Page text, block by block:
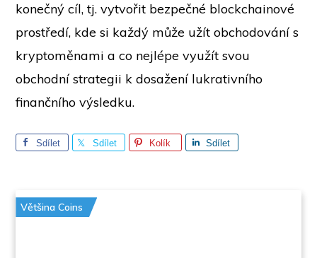
konečný cíl, tj. vytvořit bezpečné blockchainové
prostředí, kde si každý může užít obchodování s
kryptoměnami a co nejlépe využít svou
obchodní strategii k dosažení lukrativního
finančního výsledku.
Sdílet Sdílet Kolík Sdílet
Většina Coins